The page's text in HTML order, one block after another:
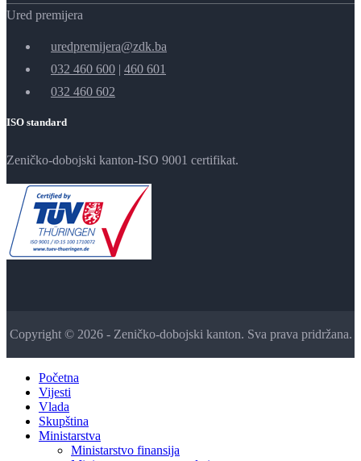
Ured premijera
uredpremijera@zdk.ba
032 460 600 | 460 601
032 460 602
ISO standard
Zeničko-dobojski kanton-ISO 9001 certifikat.
Copyright © 2026 - Zeničko-dobojski kanton. Sva prava pridržana.
Početna
Vijesti
Vlada
Skupština
Ministarstva
Ministarstvo finansija